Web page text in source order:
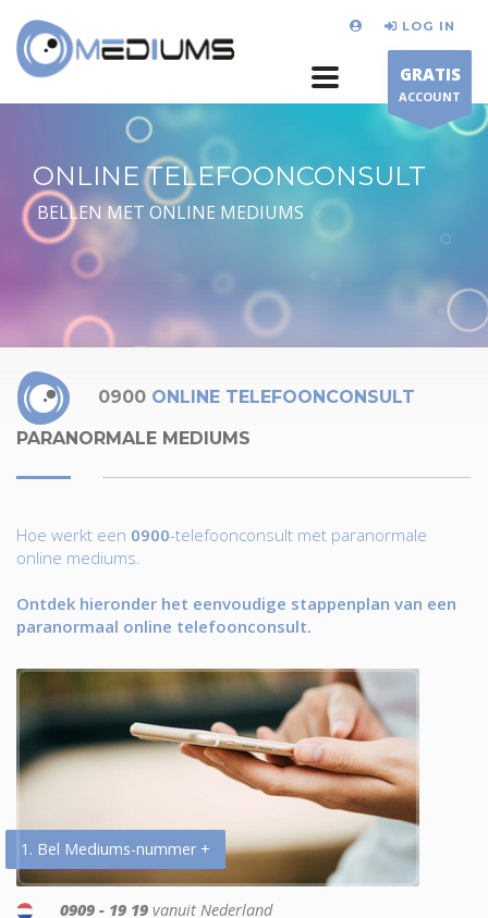
LOG IN
GRATIS
ACCOUNT
ONLINE TELEFOONCONSULT
BELLEN MET ONLINE MEDIUMS
0900 ONLINE TELEFOONCONSULT
PARANORMALE MEDIUMS
Hoe werkt een 0900-telefoonconsult met paranormale
online mediums.
Ontdek hieronder het eenvoudige stappenplan van een
paranormaal online telefoonconsult.
1. Bel Mediums-nummer +
0909 - 19 19 vanuit Nederland